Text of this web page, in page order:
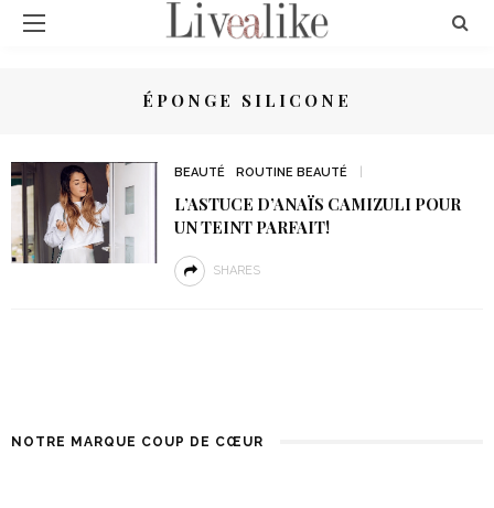
ÉPONGE SILICONE
BEAUTÉ ROUTINE BEAUTÉ
L’ASTUCE D’ANAÏS CAMIZULI POUR
UN TEINT PARFAIT!
SHARES
NOTRE MARQUE COUP DE CŒUR